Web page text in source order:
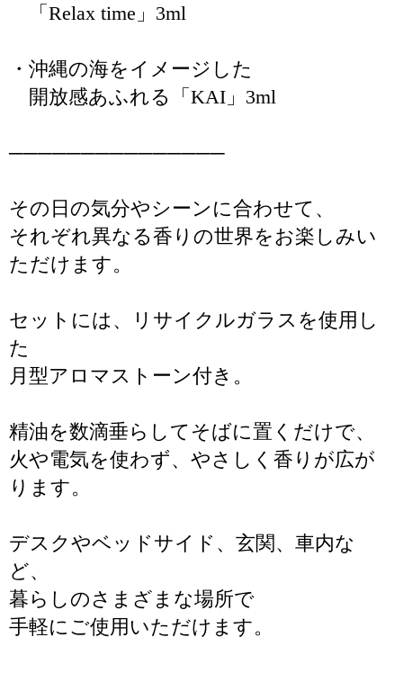
「Relax time」3ml
・沖縄の海をイメージした
開放感あふれる「KAI」3ml
───────────────
その日の気分やシーンに合わせて、
それぞれ異なる香りの世界をお楽しみい
ただけます。
セットには、リサイクルガラスを使用し
た
月型アロマストーン付き。
精油を数滴垂らしてそばに置くだけで、
火や電気を使わず、やさしく香りが広が
ります。
デスクやベッドサイド、玄関、車内な
ど、
暮らしのさまざまな場所で
手軽にご使用いただけます。